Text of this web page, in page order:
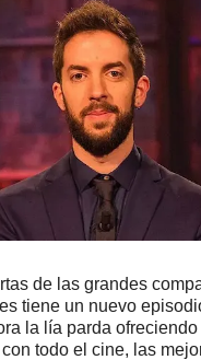
de las grandes
tiene un nuevo
la lía parda
todo el cine, las